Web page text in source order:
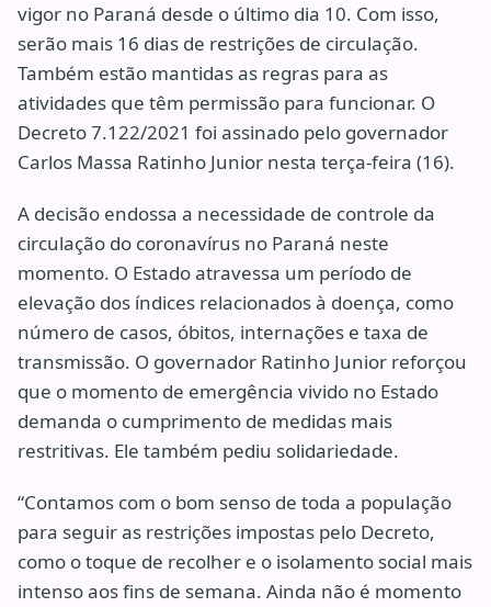
vigor no Paraná desde o último dia 10. Com isso,
serão mais 16 dias de restrições de circulação.
Também estão mantidas as regras para as
atividades que têm permissão para funcionar. O
Decreto 7.122/2021 foi assinado pelo governador
Carlos Massa Ratinho Junior nesta terça-feira (16).
A decisão endossa a necessidade de controle da
circulação do coronavírus no Paraná neste
momento. O Estado atravessa um período de
elevação dos índices relacionados à doença, como
número de casos, óbitos, internações e taxa de
transmissão. O governador Ratinho Junior reforçou
que o momento de emergência vivido no Estado
demanda o cumprimento de medidas mais
restritivas. Ele também pediu solidariedade.
“Contamos com o bom senso de toda a população
para seguir as restrições impostas pelo Decreto,
como o toque de recolher e o isolamento social mais
intenso aos fins de semana. Ainda não é momento